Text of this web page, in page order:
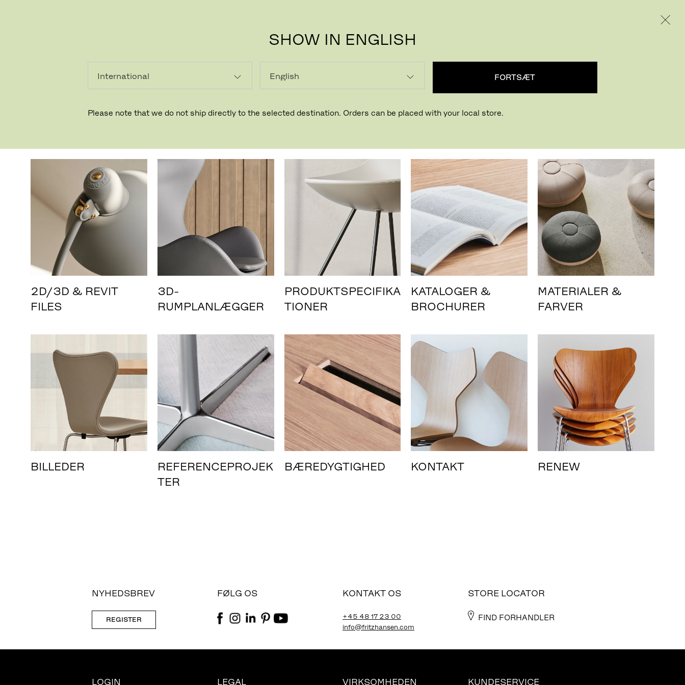
SHOW IN ENGLISH
FORTSÆT
Please note that we do not ship directly to the selected destination. Orders can be placed with your local store.
VÆRKTØJER
2D/3D & REVIT
FILES
3D-
RUMPLANLÆGGER
PRODUKTSPECIFIKA
TIONER
KATALOGER &
BROCHURER
MATERIALER &
FARVER
BILLEDER
REFERENCEPROJEK
TER
BÆREDYGTIGHED KONTAKT RENEW
NYHEDSBREV
REGISTER
FØLG OS KONTAKT OS
+45 48 17 23 00
info@fritzhansen.com
STORE LOCATOR
FIND FORHANDLER
LOGIN LEGAL VIRKSOMHEDEN KUNDESERVICE